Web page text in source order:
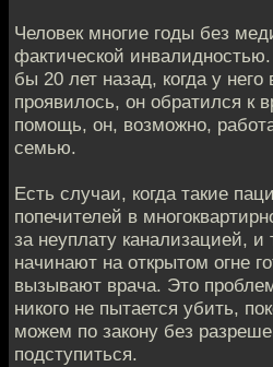
Человек многие годы без
фактической
бы 20 лет назад, когда у него
проявилось, он обратился к
помощь, он, возможно,
семью.
Есть случаи, когда такие
попечителей в
за неуплату канализацией, и
начинают на открытом огне
вызывают врача. Это
никого не пытается убить,
можем по закону без
подступиться.